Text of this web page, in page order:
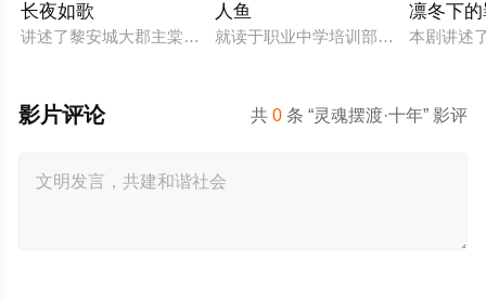
长夜如歌
讲述了黎安城大郡主棠溪槿与烈云峥之间曲折动人的情感，以
人鱼
就读于职业中学培训部的花季女生苏
凛冬下
本剧讲述
共0 条 “灵魂摆渡·十年” 影评
影片评论